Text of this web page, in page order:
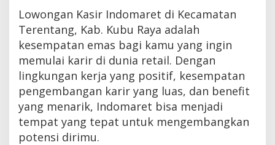
Lowongan Kasir Indomaret di Kecamatan
Terentang, Kab. Kubu Raya adalah
kesempatan emas bagi kamu yang ingin
memulai karir di dunia retail. Dengan
lingkungan kerja yang positif, kesempatan
pengembangan karir yang luas, dan benefit
yang menarik, Indomaret bisa menjadi
tempat yang tepat untuk mengembangkan
potensi dirimu.